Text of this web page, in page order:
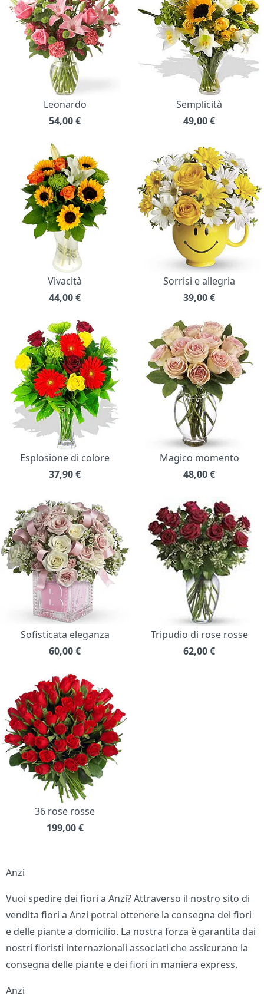
Leonardo
54,00€
Semplicità
49,00€
Vivacità
44,00€
Sorrisi e allegria
39,00€
Esplosione di colore
37,90€
Magico momento
48,00€
Sofisticata eleganza
60,00€
Tripudio di rose rosse
62,00€
36 rose rosse
199,00 €
Anzi
Vuoi spedire dei fiori a Anzi? Attraverso il nostro sito di
vendita fiori a Anzi potrai ottenere la consegna dei fiori
e delle piante a domicilio. La nostra forza è garantita dai
nostri fioristi internazionali associati che assicurano la
consegna delle piante e dei fiori in maniera express.
Anzi